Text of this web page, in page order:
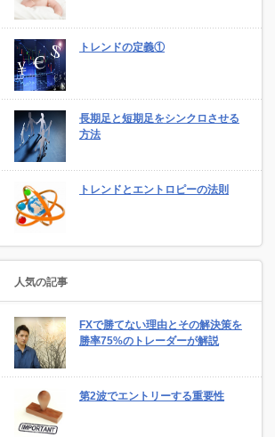
トレンドの定義①
長期足と短期足をシンクロさせる
方法
トレンドとエントロピーの法則
人気の記事
FXで勝てない理由とその解決策を
勝率75%のトレーダーが解説
第2波でエントリーする重要性